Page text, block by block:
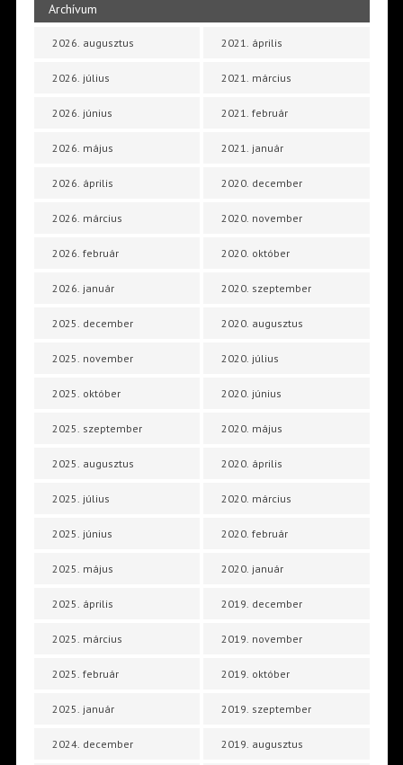
Archívum
2026. augusztus
2026. július
2026. június
2026. május
2026. április
2026. március
2026. február
2026. január
2025. december
2025. november
2025. október
2025. szeptember
2025. augusztus
2025. július
2025. június
2025. május
2025. április
2025. március
2025. február
2025. január
2024. december
2021. április
2021. március
2021. február
2021. január
2020. december
2020. november
2020. október
2020. szeptember
2020. augusztus
2020. július
2020. június
2020. május
2020. április
2020. március
2020. február
2020. január
2019. december
2019. november
2019. október
2019. szeptember
2019. augusztus